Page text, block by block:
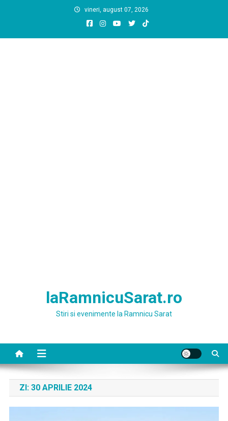
vineri, august 07, 2026
laRamnicuSarat.ro
Stiri si evenimente la Ramnicu Sarat
ZI: 30 APRILIE 2024